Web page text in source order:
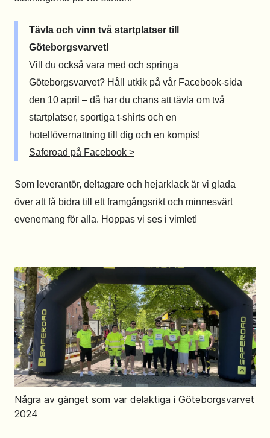
Tävla och vinn två startplatser till
Göteborgsvarvet!
Vill du också vara med och springa
Göteborgsvarvet? Håll utkik på vår Facebook-sida
den 10 april – då har du chans att tävla om två
startplatser, sportiga t-shirts och en
hotellövernattning till dig och en kompis!
Saferoad på Facebook >
Som leverantör, deltagare och hejarklack är vi glada
över att få bidra till ett framgångsrikt och minnesvärt
evenemang för alla. Hoppas vi ses i vimlet!
Några av gänget som var delaktiga i Göteborgsvarvet
2024